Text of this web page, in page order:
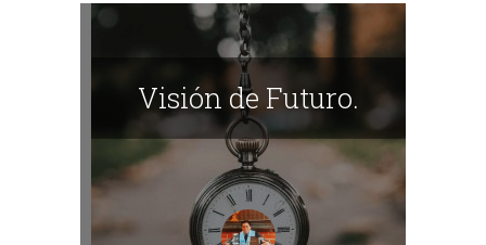
Visión de Futuro.